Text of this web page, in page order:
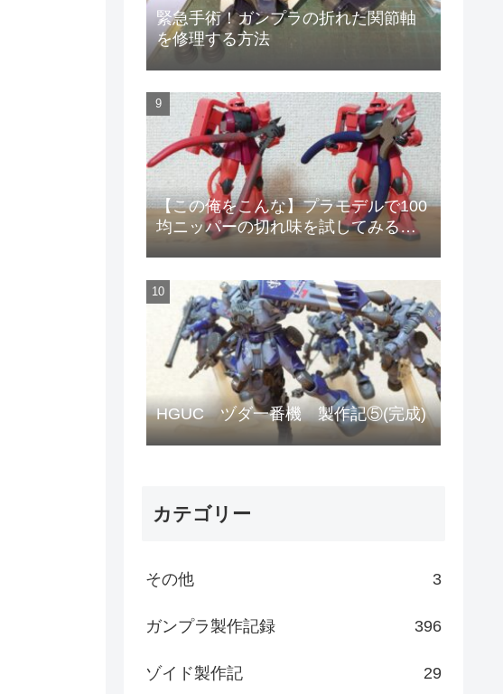
緊急手術！ガンプラの折れた関節軸
を修理する方法
【この俺をこんな】プラモデルで100
均ニッパーの切れ味を試してみる
HGUC ヅダ一番機 製作記⑤(完成)
カテゴリー
その他 3
ガンプラ製作記録 396
ゾイド製作記 29